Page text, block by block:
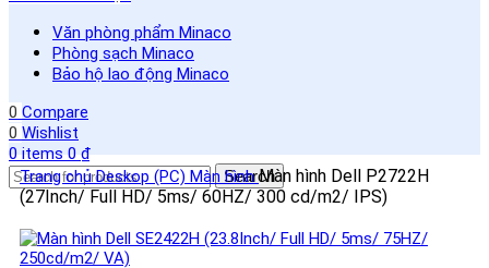
Văn phòng phẩm Minaco
Phòng sạch Minaco
Bảo hộ lao động Minaco
0 Compare
0 Wishlist
0items 0₫
Search
Trang chủDeskop (PC) Màn hìnhMàn hình Dell P2722H
(27Inch/ Full HD/ 5ms/ 60HZ/ 300 cd/m2/ IPS)